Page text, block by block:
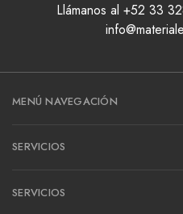
Llámanos al +52 33
MENÚ NAVEGACIÓN
SERVICIOS
SERVICIOS